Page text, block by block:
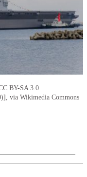
BY-SA 3.0
via Wikimedia Commons